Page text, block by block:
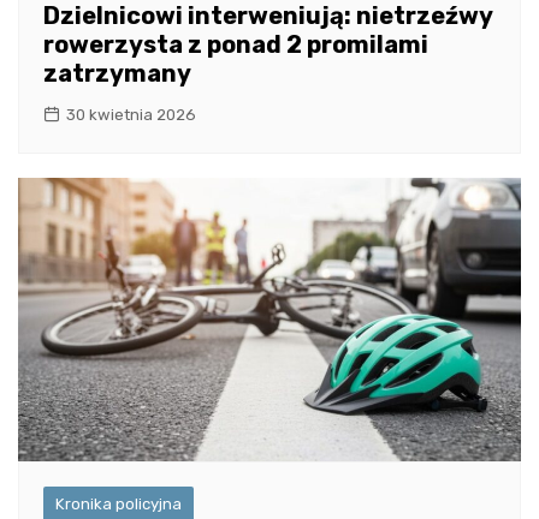
Dzielnicowi interweniują: nietrzeźwy
rowerzysta z ponad 2 promilami
zatrzymany
30 kwietnia 2026
Kronika policyjna